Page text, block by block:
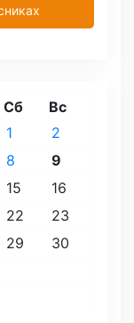
Сб Вс
1
2
8
9
15
16
22
23
29
30